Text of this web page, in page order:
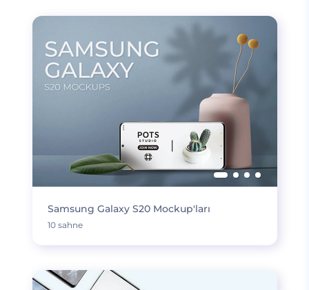
Samsung Galaxy S20 Mockup'ları
10 sahne